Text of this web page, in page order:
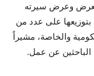
وعرض سيرته
على عدد من
والخاصة، مشيراً
عن عمل.